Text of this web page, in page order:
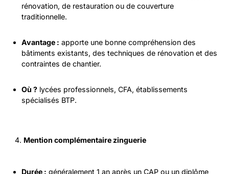
rénovation, de restauration ou de couverture
traditionnelle.
Avantage : apporte une bonne compréhension des
bâtiments existants, des techniques de rénovation et des
contraintes de chantier.
Où ? lycées professionnels, CFA, établissements
spécialisés BTP.
Mention complémentaire zinguerie
Durée : généralement 1 an après un CAP ou un diplôme